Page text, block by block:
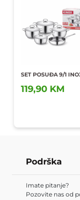
SET POSUĐA 9/1
119,90 KM
Podrška
Imate pitanje?
Pozovite nas od